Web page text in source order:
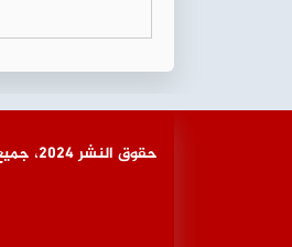
© حقوق النشر 2024، جميع الحقوق محفوظة | أخبار الأردن